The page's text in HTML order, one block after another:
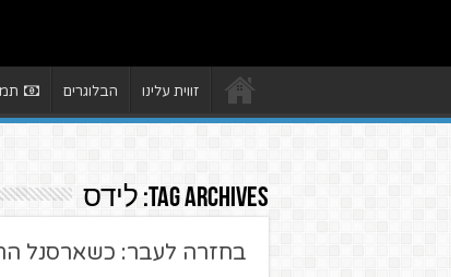
זווית עלינו הבלוגרים
Tag Archives: לידס
בחזרה לעבר: כשארסנל